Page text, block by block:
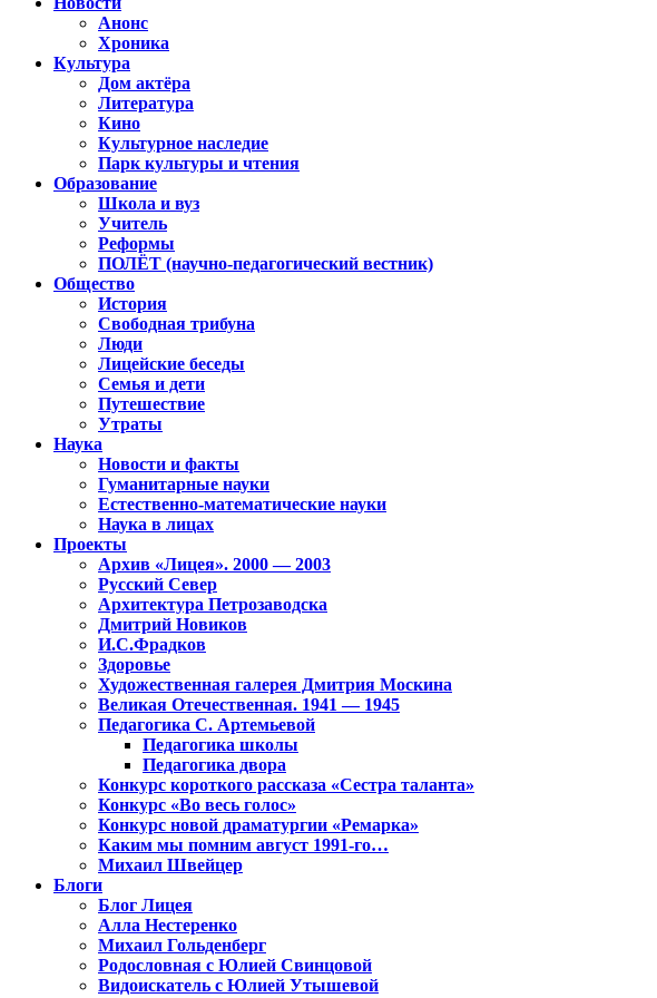
Анонс
Хроника
Культура
Дом актёра
Литература
Кино
Культурное наследие
Парк культуры и чтения
Образование
Школа и вуз
Учитель
Реформы
ПОЛЁТ (научно-педагогический вестник)
Общество
История
Свободная трибуна
Люди
Лицейские беседы
Семья и дети
Путешествие
Утраты
Наука
Новости и факты
Гуманитарные науки
Естественно-математические науки
Наука в лицах
Проекты
Архив «Лицея». 2000 — 2003
Русский Север
Архитектура Петрозаводска
Дмитрий Новиков
И.С.Фрадков
Здоровье
Художественная галерея Дмитрия Москина
Великая Отечественная. 1941 — 1945
Педагогика С. Артемьевой
Педагогика школы
Педагогика двора
Конкурс короткого рассказа «Сестра таланта»
Конкурс «Во весь голос»
Конкурс новой драматургии «Ремарка»
Каким мы помним август 1991-го…
Михаил Швейцер
Блоги
Блог Лицея
Алла Нестеренко
Михаил Гольденберг
Родословная с Юлией Свинцовой
Видоискатель с Юлией Утышевой